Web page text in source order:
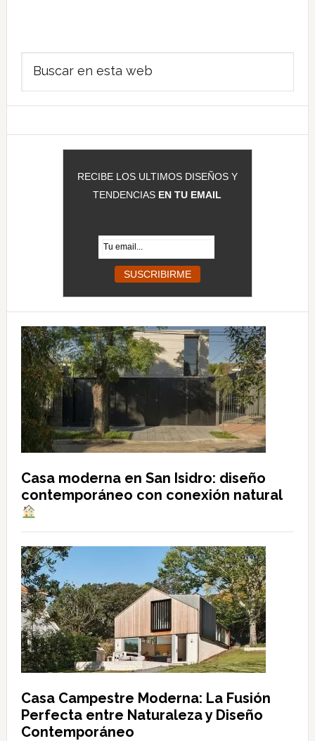
Barra
lateral
principal
RECIBE LOS ULTIMOS DISEÑOS Y
TENDENCIAS EN TU EMAIL
Casa moderna en San Isidro: diseño
contemporáneo con conexión natural
Casa Campestre Moderna: La Fusión
Perfecta entre Naturaleza y Diseño
Contemporáneo